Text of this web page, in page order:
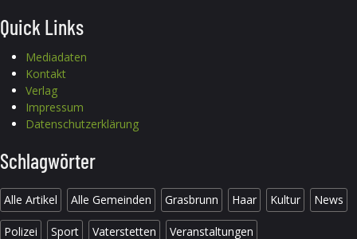
Quick Links
Mediadaten
Kontakt
Verlag
Impressum
Datenschutzerklärung
Schlagwörter
Alle Artikel Alle Gemeinden Grasbrunn Haar Kultur News
Polizei Sport Vaterstetten Veranstaltungen